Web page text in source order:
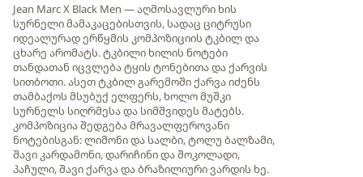
Jean Marc X Black Men — აღმოსავლური ხის
სურნელი მამაკაცებისთვის, სადაც ციტრუსი
იდეალურად ერწყმის კომპოზიციის ტკბილ და
ცხარე არომატს. ტკბილი ხილის ნოტები
თანდათან იცვლება ტყის ტონებითა და ქარვის
სითბოთი. ასეთ ტკბილ გარემოში ქარვა იძენს
თამბაქოს მსუბუქ ელფერს, ხოლო მუშკი
სურნელს სიღრმესა და სიმშვიდეს მატებს.
კომპოზიცია შედგება მრავალფეროვანი
ნოტებისგან: ლიმონი და სალბი, ტოლუ ბალზამი,
შავი კარდამონი, დარიჩინი და შოკოლადი,
პაჩული, შავი ქარვა და ბრაზილიური ვარდის ხე.